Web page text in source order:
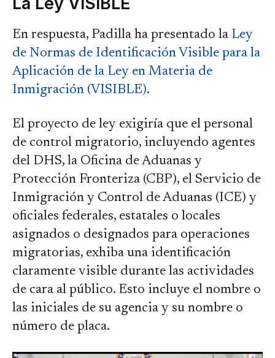
En respuesta, Padilla ha presentado la Ley
de Normas de Identificación Visible para la
Aplicación de la Ley en Materia de
Inmigración (VISIBLE).
El proyecto de ley exigiría que el personal
de control migratorio, incluyendo agentes
del DHS, la Oficina de Aduanas y
Protección Fronteriza (CBP), el Servicio de
Inmigración y Control de Aduanas (ICE) y
oficiales federales, estatales o locales
asignados o designados para operaciones
migratorias, exhiba una identificación
claramente visible durante las actividades
de cara al público. Esto incluye el nombre o
las iniciales de su agencia y su nombre o
número de placa.